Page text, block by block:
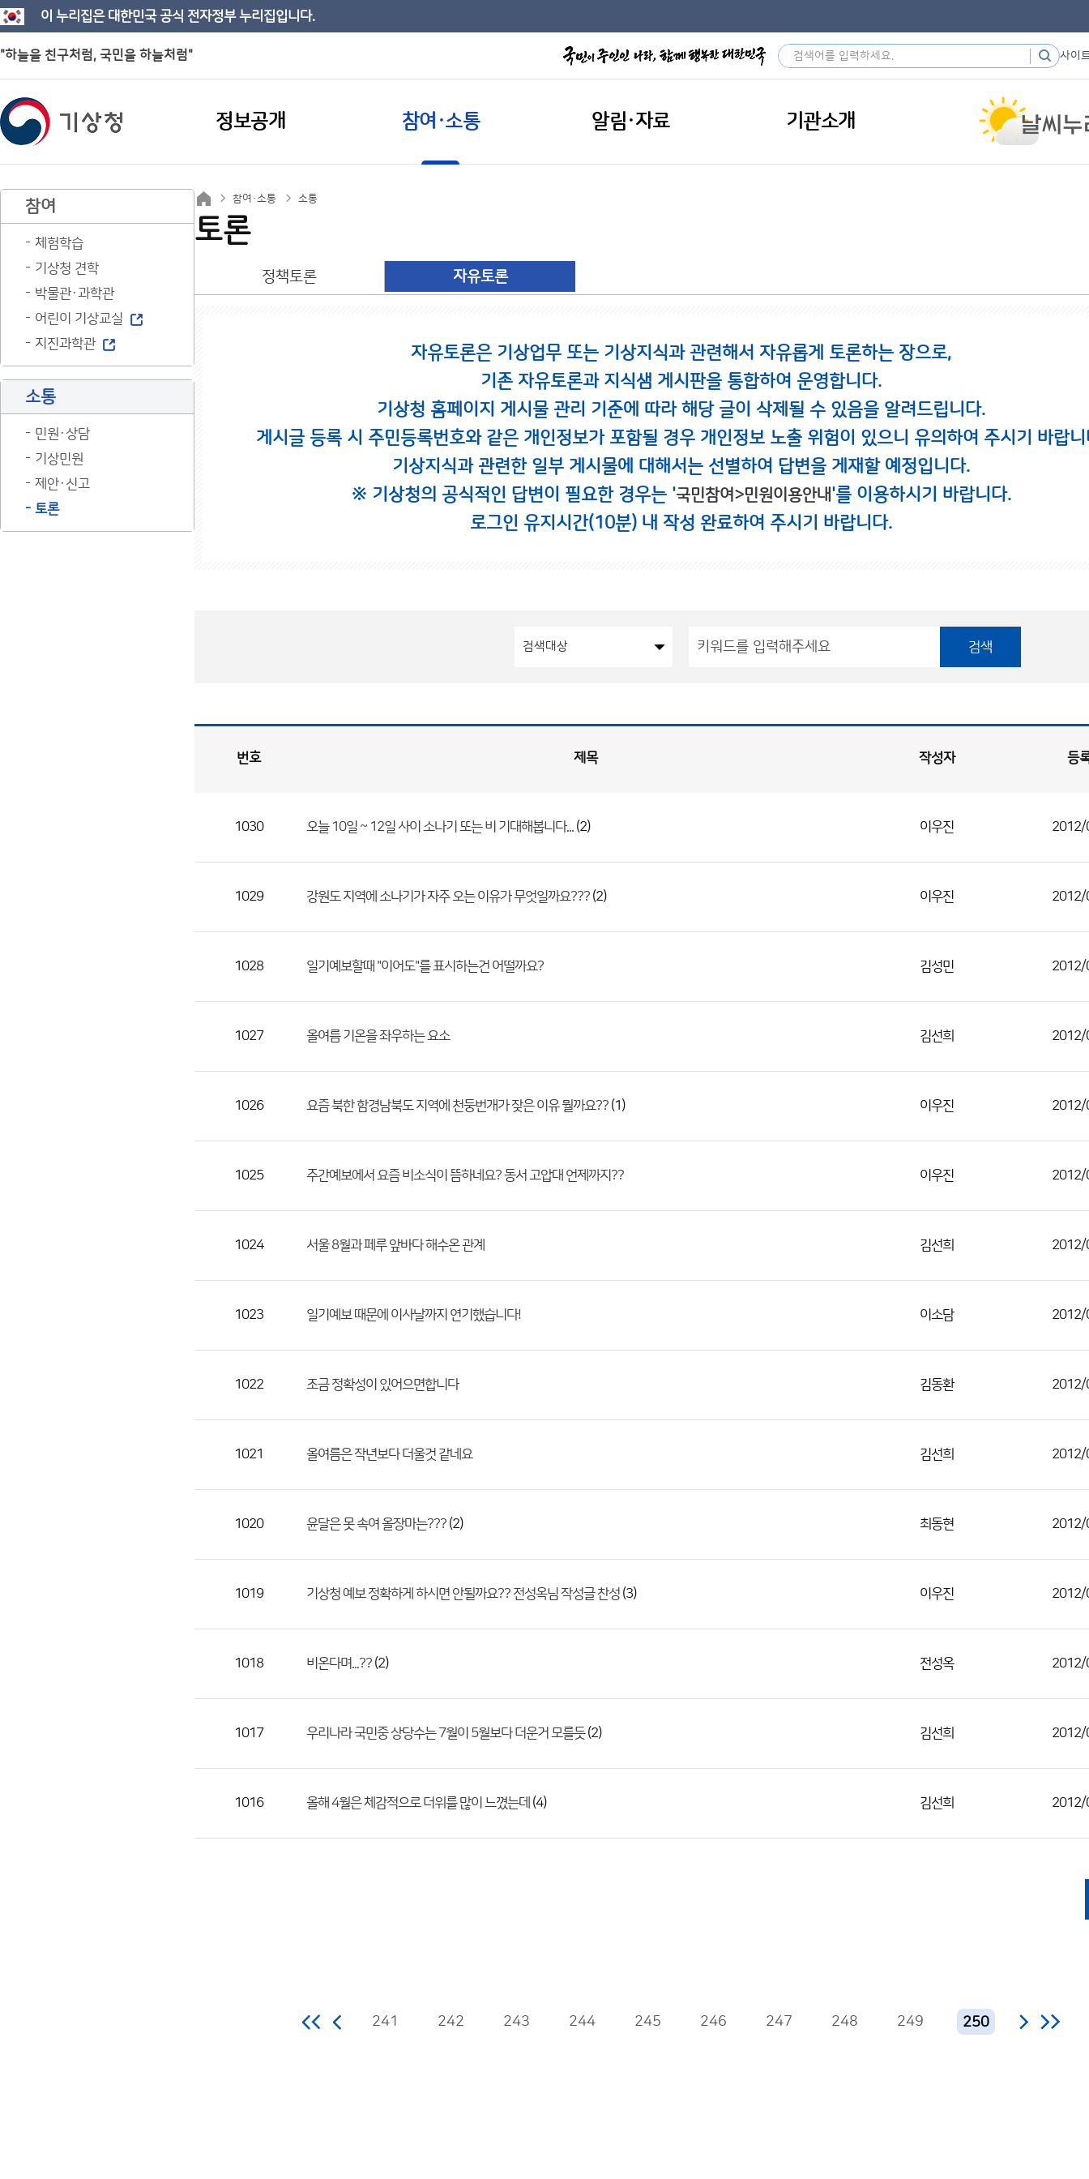
이 누리집은 대한민국 공식 전자정부 누리집입니다.
"하늘을 친구처럼, 국민을 하늘처럼" 사이
정보공개 참여·소통 알림·자료 기관소개
참여
체험학습
기상청 견학
박물관·과학관
어린이 기상교실
지진과학관
소통
민원·상담
기상민원
제안·신고
토론
참여·소통 소통
토론
정책토론 자유토론
자유토론은 기상업무 또는 기상지식과 관련해서 자유롭게 토론하는 장으로,
기존 자유토론과 지식샘 게시판을 통합하여 운영합니다.
기상청 홈페이지 게시물 관리 기준에 따라 해당 글이 삭제될 수 있음을 알려드립니다.
게시글 등록 시 주민등록번호와 같은 개인정보가 포함될 경우 개인정보 노출 위험이 있으니 유의하여 주시기 바랍니
기상지식과 관련한 일부 게시물에 대해서는 선별하여 답변을 게재할 예정입니다.
※ 기상청의 공식적인 답변이 필요한 경우는 '국민참여>민원이용안내'를 이용하시기 바랍니다.
로그인 유지시간(10분) 내 작성 완료하여 주시기 바랍니다.
검색
로
제
성
다.
번호 제목 작성자 등
1030 오늘 10일 ~ 12일 사이 소나기 또는 비 기대해봅니다... (2) 이우진 2012/
1029 강원도 지역에 소나기가 자주 오는 이유가 무엇일까요??? (2) 이우진 2012/
1028 일기예보할때 "이어도"를 표시하는건 어떨까요? 김성민 2012/
1027 올여름 기온을 좌우하는 요소 김선희 2012/
1026 요즘 북한 함경남북도 지역에 천둥번개가 잦은 이유 뭘까요?? (1) 이우진 2012/
1025 주간예보에서 요즘 비소식이 뜸하네요? 동서 고압대 언제까지?? 이우진 2012/
1024 서울 8월과 페루 앞바다 해수온 관계 김선희 2012/
1023 일기예보 때문에 이사날까지 연기했습니다! 이소담 2012/
1022 조금 정확성이 있어으면합니다 김동환 2012/
1021 올여름은 작년보다 더울것 같네요 김선희 2012/
1020 윤달은 못 속여 올장마는??? (2) 최동현 2012/
1019 기상청 예보 정확하게 하시면 안될까요?? 전성옥님 작성글 찬성 (3) 이우진 2012/
1018 비온다며...?? (2) 전성옥 2012/
1017 우리나라 국민중 상당수는 7월이 5월보다 더운거 모를듯(2) 김선희 2012/
1016 올해 4월은 체감적으로 더위를 많이 느꼈는데 (4) 김선희 2012/
241 242 243 244 245 246 247 248 249 250